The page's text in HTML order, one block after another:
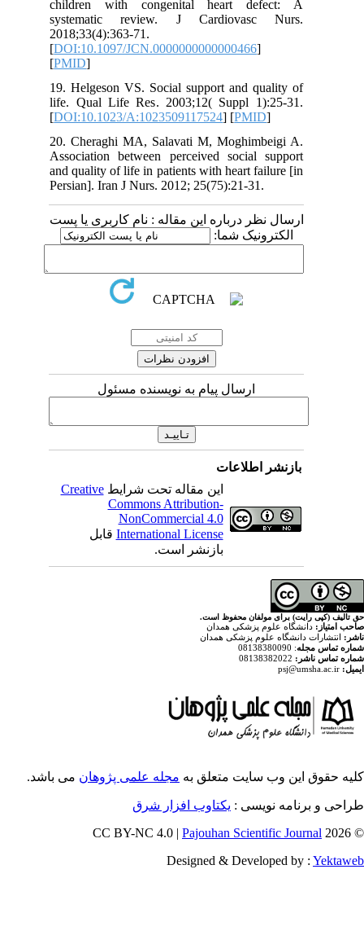
children with congenital heart
systematic review. J
[DOI:10.1097/JCN.0000000000000466
19. Helgeson VS. Social support and
life. Qual Life Res. 2003;12( Suppl
[DOI:10.1023/A:1023509117524
20. Cheraghi MA, Salavati M,
Association between perceived
and quality of life in patients with heart
Persian]. Iran J Nurs. 2012; 25(75):21-
درباره این مقاله : نام کاربری یا پست
ارسال پیام به نویسنده مسئول
این مقاله تحت شرایطCreative
Commons Attribution-
NonCommercial 4.0
International Licenseقابل
محفوظ است.
همدان
پزشکی همدان
متعلق به مجله علمی پژوهان می باشد.
:یکتاوب افزار شرق
Pajouhan
Designed &